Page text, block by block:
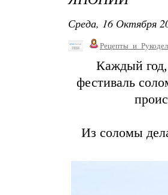
Среда, 16 Октября
Каждый
фестиваль
Из соломы